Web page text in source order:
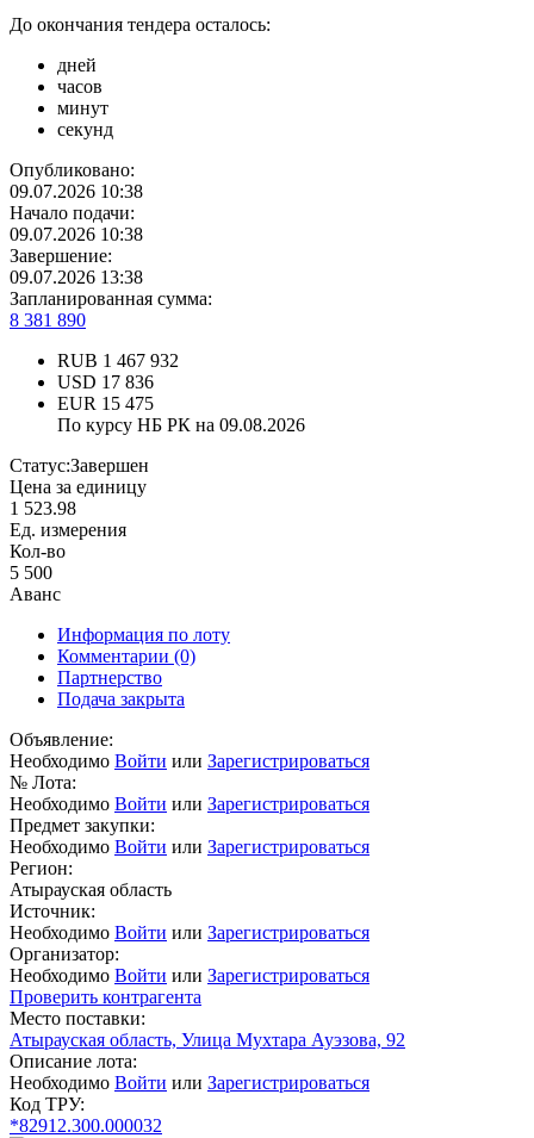
До окончания тендера осталось:
дней
часов
минут
секунд
Опубликовано:
09.07.2026 10:38
Начало подачи:
09.07.2026 10:38
Завершение:
09.07.2026 13:38
Запланированная сумма:
8 381 890
RUB 1 467 932
USD 17 836
EUR 15 475
По курсу НБ РК на 09.08.2026
Статус:Завершен
Цена за единицу
1 523.98
Ед. измерения
Кол-во
5 500
Аванс
Информация по лоту
Комментарии (0)
Партнерство
Подача закрыта
Объявление:
Необходимо Войти или Зарегистрироваться
№ Лота:
Необходимо Войти или Зарегистрироваться
Предмет закупки:
Необходимо Войти или Зарегистрироваться
Регион:
Атырауская область
Источник:
Необходимо Войти или Зарегистрироваться
Организатор:
Необходимо Войти или Зарегистрироваться
Проверить контрагента
Место поставки:
Атырауская область, Улица Мухтара Ауэзова, 92
Описание лота:
Необходимо Войти или Зарегистрироваться
Код ТРУ:
*82912.300.000032